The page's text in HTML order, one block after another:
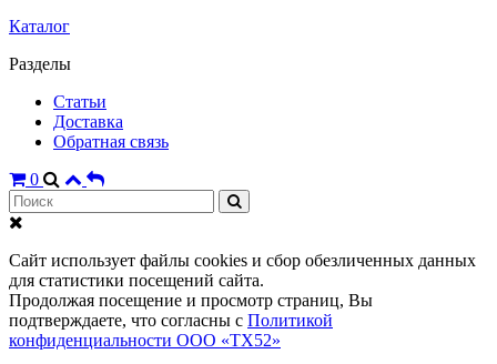
Каталог
Разделы
Статьи
Доставка
Обратная связь
0
Сайт использует файлы cookies и сбор обезличенных данных
для статистики посещений сайта.
Продолжая посещение и просмотр страниц, Вы
подтверждаете, что согласны с Политикой
конфиденциальности ООО «ТХ52»